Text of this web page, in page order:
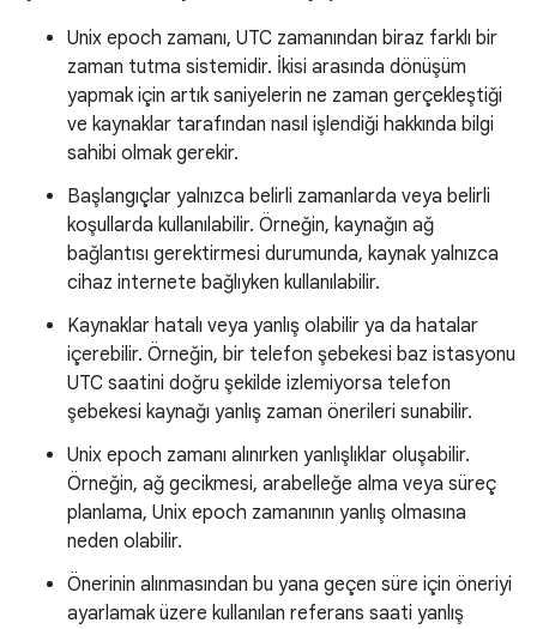
Unix epoch zamanı, UTC zamanından biraz farklı bir
zaman tutma sistemidir. İkisi arasında dönüşüm
yapmak için artık saniyelerin ne zaman gerçekleştiği
ve kaynaklar tarafından nasıl işlendiği hakkında bilgi
sahibi olmak gerekir.
Başlangıçlar yalnızca belirli zamanlarda veya belirli
koşullarda kullanılabilir. Örneğin, kaynağın ağ
bağlantısı gerektirmesi durumunda, kaynak yalnızca
cihaz internete bağlıyken kullanılabilir.
Kaynaklar hatalı veya yanlış olabilir ya da hatalar
içerebilir. Örneğin, bir telefon şebekesi baz istasyonu
UTC saatini doğru şekilde izlemiyorsa telefon
şebekesi kaynağı yanlış zaman önerileri sunabilir.
Unix epoch zamanı alınırken yanlışlıklar oluşabilir.
Örneğin, ağ gecikmesi, arabelleğe alma veya süreç
planlama, Unix epoch zamanının yanlış olmasına
neden olabilir.
Önerinin alınmasından bu yana geçen süre için öneriyi
ayarlamak üzere kullanılan referans saati yanlış